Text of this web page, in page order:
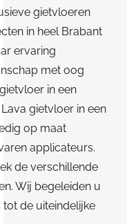
gietvloeren
in heel Brabant
ervaring
met oog
in een
gietvloer in een
op maat
applicateurs.
de verschillende
Wij begeleiden u
de uiteindelijke